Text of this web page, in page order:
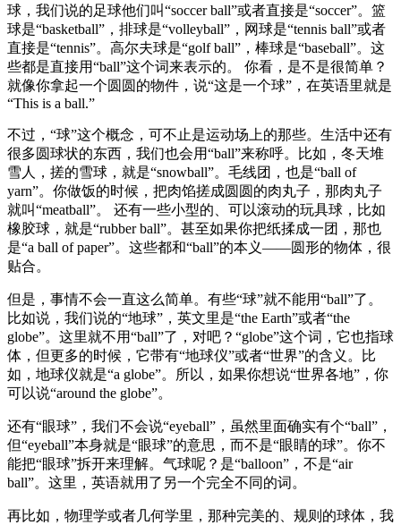
球，我们说的足球他们叫“soccer ball”或者直接是“soccer”。篮
球是“basketball”，排球是“volleyball”，网球是“tennis ball”或者
直接是“tennis”。高尔夫球是“golf ball”，棒球是“baseball”。这
些都是直接用“ball”这个词来表示的。 你看，是不是很简单？
就像你拿起一个圆圆的物件，说“这是一个球”，在英语里就是
“This is a ball.”
不过，“球”这个概念，可不止是运动场上的那些。生活中还有
很多圆球状的东西，我们也会用“ball”来称呼。比如，冬天堆
雪人，搓的雪球，就是“snowball”。毛线团，也是“ball of
yarn”。你做饭的时候，把肉馅搓成圆圆的肉丸子，那肉丸子
就叫“meatball”。 还有一些小型的、可以滚动的玩具球，比如
橡胶球，就是“rubber ball”。甚至如果你把纸揉成一团，那也
是“a ball of paper”。这些都和“ball”的本义——圆形的物体，很
贴合。
但是，事情不会一直这么简单。有些“球”就不能用“ball”了。
比如说，我们说的“地球”，英文里是“the Earth”或者“the
globe”。这里就不用“ball”了，对吧？“globe”这个词，它也指球
体，但更多的时候，它带有“地球仪”或者“世界”的含义。比
如，地球仪就是“a globe”。所以，如果你想说“世界各地”，你
可以说“around the globe”。
还有“眼球”，我们不会说“eyeball”，虽然里面确实有个“ball”，
但“eyeball”本身就是“眼球”的意思，而不是“眼睛的球”。你不
能把“眼球”拆开来理解。气球呢？是“balloon”，不是“air
ball”。这里，英语就用了另一个完全不同的词。
再比如，物理学或者几何学里，那种完美的、规则的球体，我